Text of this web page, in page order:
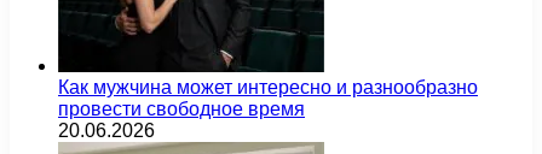
Как мужчина может интересно и разнообразно
провести свободное время
20.06.2026